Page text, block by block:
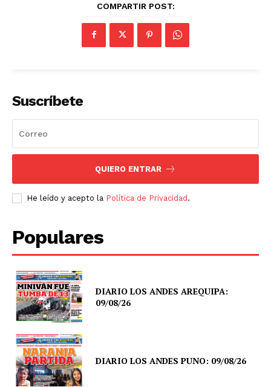
COMPARTIR POST:
Suscríbete
QUIERO ENTRAR
He leído y acepto la Política de Privacidad.
Populares
DIARIO LOS ANDES AREQUIPA:
09/08/26
DIARIO LOS ANDES PUNO: 09/08/26